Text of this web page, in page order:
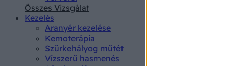
Összes Vizsgálat
Kezelés
Aranyér kezelése
Kemoterápia
Szürkehályog műtét
Vízszerű hasmenés